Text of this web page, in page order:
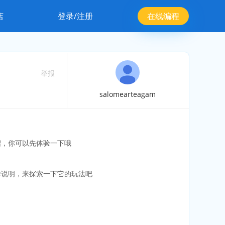
登录/注册 在线编程
举报
salomearteagam
你可以先体验一下哦
明，来探索一下它的玩法吧